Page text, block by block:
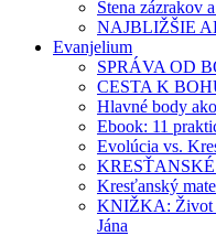
Stena zázrakov
NAJBLIŽŠIE
Evanjelium
SPRÁVA OD
CESTA K
Hlavné body
Ebook: 11
Evolúcia vs.
Kresťanský
KNIŽKA: Život
Jána